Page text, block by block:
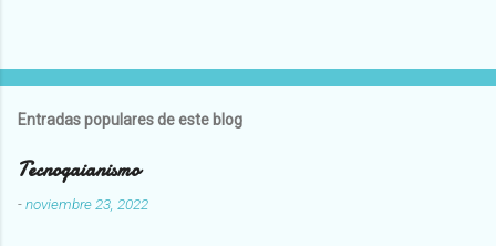
Entradas populares de este blog
Tecnogaianismo
-noviembre 23, 2022